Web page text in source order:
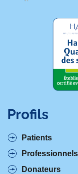
Dr F.
Médecin
Mme
Consultations
Cadre
Profils
Patients
Professionnels
Donateurs